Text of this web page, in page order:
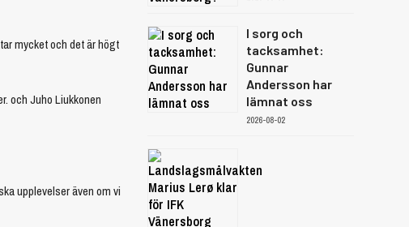
mycket och det är högt
och Juho Liukkonen
upplevelser även om vi
I sorg och
tacksamhet:
Gunnar
Andersson har
lämnat oss
2026-08-02